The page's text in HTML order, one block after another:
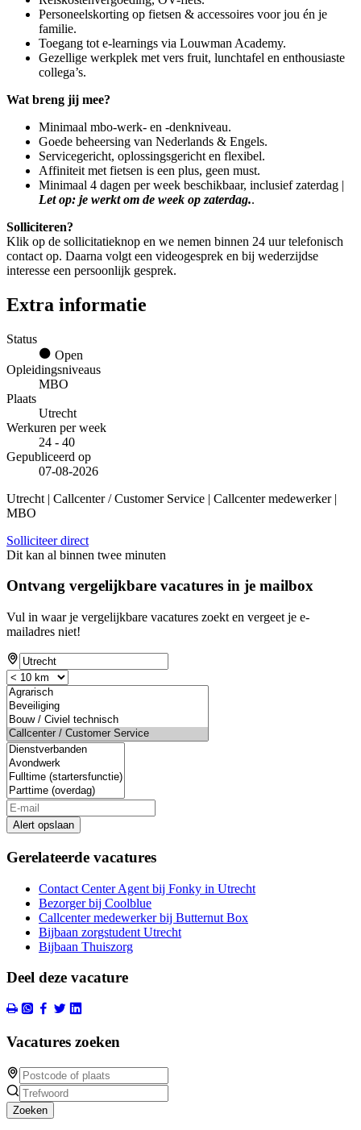
Personeelskorting op fietsen & accessoires voor jou én je
familie.
Toegang tot e-learnings via Louwman Academy.
Gezellige werkplek met vers fruit, lunchtafel en enthousiaste
collega’s.
Wat breng jij mee?
Minimaal mbo-werk- en -denkniveau.
Goede beheersing van Nederlands & Engels.
Servicegericht, oplossingsgericht en flexibel.
Affiniteit met fietsen is een plus, geen must.
Minimaal 4 dagen per week beschikbaar, inclusief zaterdag |
Let op: je werkt om de week op zaterdag..
Solliciteren?
Klik op de sollicitatieknop en we nemen binnen 24 uur telefonisch
contact op. Daarna volgt een videogesprek en bij wederzijdse
interesse een persoonlijk gesprek.
Extra informatie
Status
Open
Opleidingsniveaus
MBO
Plaats
Utrecht
Werkuren per week
24 - 40
Gepubliceerd op
07-08-2026
Utrecht | Callcenter / Customer Service | Callcenter medewerker |
MBO
Solliciteer direct
Dit kan al binnen twee minuten
Ontvang vergelijkbare vacatures in je mailbox
Vul in waar je vergelijkbare vacatures zoekt en vergeet je e-
mailadres niet!
Alert opslaan
Gerelateerde vacatures
Contact Center Agent bij Fonky in Utrecht
Bezorger bij Coolblue
Callcenter medewerker bij Butternut Box
Bijbaan zorgstudent Utrecht
Bijbaan Thuiszorg
Deel deze vacature
Vacatures zoeken
Zoeken